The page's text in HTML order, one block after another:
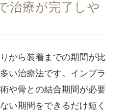
治療が完了しや
から装着までの期間が比
い治療法です。インプラ
や骨との結合期間が必要
い期間をできるだけ短く